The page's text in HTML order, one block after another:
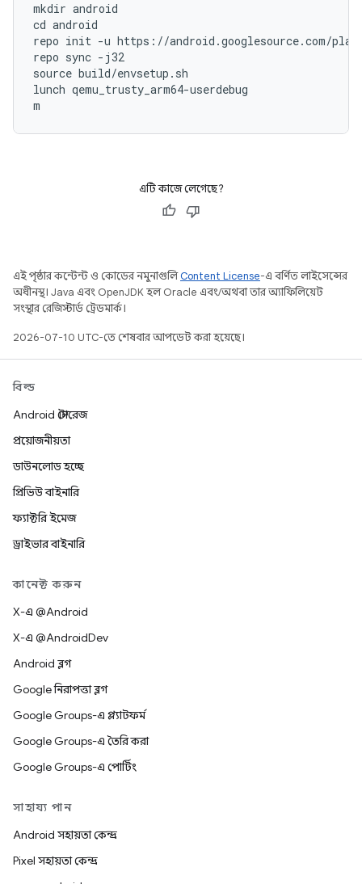
mkdir android
cd android
repo init -u https://android.googlesource.com/
repo sync -j32
source build/envsetup.sh
lunch qemu_trusty_arm64-userdebug
m
এটি কাজে লেগেছে?
এই পৃষ্ঠার কন্টেন্ট ও কোডের নমুনাগুলিContent License-এ বর্ণিত লাইসেন্সের
অধীনস্থ। Java এবং OpenJDK হল Oracle এবং/অথবা তার অ্যাফিলিয়েট
সংস্থার রেজিস্টার্ড ট্রেডমার্ক।
2026-07-10 UTC-তে শেষবার আপডেট করা হয়েছে।
বিল্ড
Android স্টোরেজ
প্রয়োজনীয়তা
ডাউনলোড হচ্ছে
প্রিভিউ বাইনারি
ফ্যাক্টরি ইমেজ
ড্রাইভার বাইনারি
কানেক্ট করুন
X-এ @Android
X-এ @AndroidDev
Android ব্লগ
Google নিরাপত্তা ব্লগ
Google Groups-এ প্ল্যাটফর্ম
Google Groups-এ তৈরি করা
Google Groups-এ পোর্টিং
সাহায্য পান
Android সহায়তা কেন্দ্র
Pixel সহায়তা কেন্দ্র